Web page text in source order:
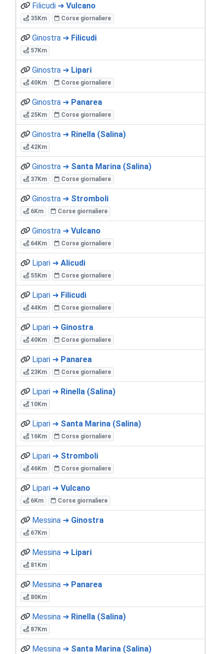
Filicudi ➜ Vulcano
35Km Corse giornaliere
Ginostra ➜ Filicudi
57Km
Ginostra ➜ Lipari
40Km Corse giornaliere
Ginostra ➜ Panarea
25Km Corse giornaliere
Ginostra ➜ Rinella (Salina)
42Km
Ginostra ➜ Santa Marina (Salina)
37Km Corse giornaliere
Ginostra ➜ Stromboli
6Km Corse giornaliere
Ginostra ➜ Vulcano
64Km Corse giornaliere
Lipari ➜ Alicudi
55Km Corse giornaliere
Lipari ➜ Filicudi
44Km Corse giornaliere
Lipari ➜ Ginostra
40Km Corse giornaliere
Lipari ➜ Panarea
23Km Corse giornaliere
Lipari ➜ Rinella (Salina)
10Km
Lipari ➜ Santa Marina (Salina)
16Km Corse giornaliere
Lipari ➜ Stromboli
46Km Corse giornaliere
Lipari ➜ Vulcano
6Km Corse giornaliere
Messina ➜ Ginostra
67Km
Messina ➜ Lipari
81Km
Messina ➜ Panarea
80Km
Messina ➜ Rinella (Salina)
87Km
Messina ➜ Santa Marina (Salina)